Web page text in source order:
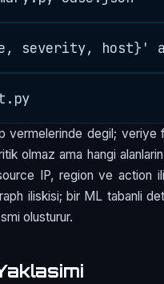
vermelerinde degil; veriye
olmaz ama hangi
IP, region ve action
iliskisi; bir ML tabanli
olusturur.